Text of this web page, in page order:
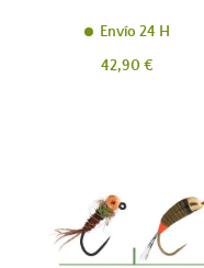
Envío 24 H
Precio
42,90 €